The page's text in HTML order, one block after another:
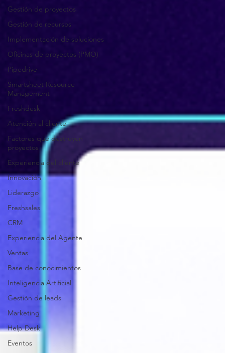
Gestión de proyectos
Gestión de recursos
Implementación de soluciones
Oficinas de proyectos (PMO)
Pipedrive
Smartsheet Resource
Management
Freshdesk
Atención al cliente
Factores que destruyen
proyectos
Experiencia del cliente
Innovación
Liderazgo
Freshsales
CRM
Experiencia del Agente
Ventas
Base de conocimientos
Inteligencia Artificial
Gestión de leads
Marketing
Help Desk
Eventos